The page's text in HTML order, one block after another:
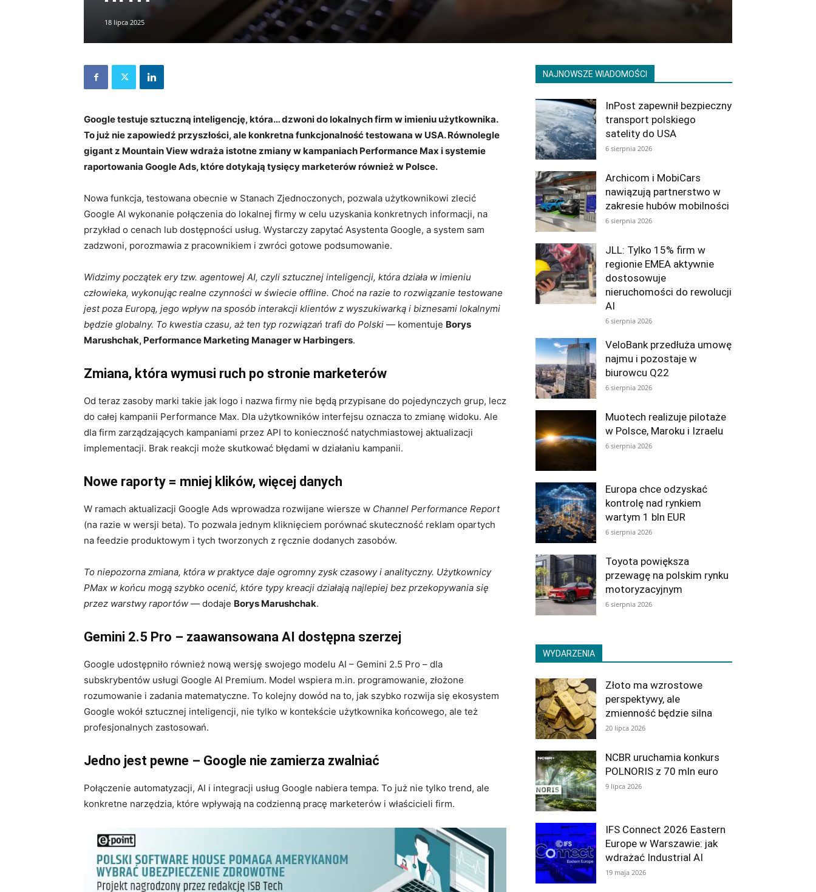
18 lipca 2025
Google testuje sztuczną inteligencję, która… dzwoni do lokalnych firm w imieniu użytkownika.
To już nie zapowiedź przyszłości, ale konkretna funkcjonalność testowana w USA. Równolegle
gigant z Mountain View wdraża istotne zmiany w kampaniach Performance Max i systemie
raportowania Google Ads, które dotykają tysięcy marketerów również w Polsce.
Nowa funkcja, testowana obecnie w Stanach Zjednoczonych, pozwala użytkownikowi zlecić
Google AI wykonanie połączenia do lokalnej firmy w celu uzyskania konkretnych informacji, na
przykład o cenach lub dostępności usług. Wystarczy zapytać Asystenta Google, a system sam
zadzwoni, porozmawia z pracownikiem i zwróci gotowe podsumowanie.
Widzimy początek ery tzw. agentowej AI, czyli sztucznej inteligencji, która działa w imieniu
człowieka, wykonując realne czynności w świecie offline. Choć na razie to rozwiązanie testowane
jest poza Europą, jego wpływ na sposób interakcji klientów z wyszukiwarką i biznesami lokalnymi
będzie globalny. To kwestia czasu, aż ten typ rozwiązań trafi do Polski — komentuje Borys
Marushchak, Performance Marketing Manager w Harbingers.
Zmiana, która wymusi ruch po stronie marketerów
Od teraz zasoby marki takie jak logo i nazwa firmy nie będą przypisane do pojedynczych grup, lecz
do całej kampanii Performance Max. Dla użytkowników interfejsu oznacza to zmianę widoku. Ale
dla firm zarządzających kampaniami przez API to konieczność natychmiastowej aktualizacji
implementacji. Brak reakcji może skutkować błędami w działaniu kampanii.
Nowe raporty = mniej klików, więcej danych
W ramach aktualizacji Google Ads wprowadza rozwijane wiersze w Channel Performance Report
(na razie w wersji beta). To pozwala jednym kliknięciem porównać skuteczność reklam opartych
na feedzie produktowym i tych tworzonych z ręcznie dodanych zasobów.
To niepozorna zmiana, która w praktyce daje ogromny zysk czasowy i analityczny. Użytkownicy
PMax w końcu mogą szybko ocenić, które typy kreacji działają najlepiej bez przekopywania się
przez warstwy raportów — dodaje Borys Marushchak.
Gemini 2.5 Pro – zaawansowana AI dostępna szerzej
Google udostępniło również nową wersję swojego modelu AI – Gemini 2.5 Pro – dla
subskrybentów usługi Google AI Premium. Model wspiera m.in. programowanie, złożone
rozumowanie i zadania matematyczne. To kolejny dowód na to, jak szybko rozwija się ekosystem
Google wokół sztucznej inteligencji, nie tylko w kontekście użytkownika końcowego, ale też
profesjonalnych zastosowań.
Jedno jest pewne – Google nie zamierza zwalniać
Połączenie automatyzacji, AI i integracji usług Google nabiera tempa. To już nie tylko trend, ale
konkretne narzędzia, które wpływają na codzienną pracę marketerów i właścicieli firm.
NAJNOWSZE WIADOMOŚCI
InPost zapewnił bezpieczny
transport polskiego
satelity do USA
6 sierpnia 2026
Archicom i MobiCars
nawiązują partnerstwo w
zakresie hubów mobilności
6 sierpnia 2026
JLL: Tylko 15% firm w
regionie EMEA aktywnie
dostosowuje
nieruchomości do rewolucji
AI
6 sierpnia 2026
VeloBank przedłuża umowę
najmu i pozostaje w
biurowcu Q22
6 sierpnia 2026
Muotech realizuje pilotaże
w Polsce, Maroku i Izraelu
6 sierpnia 2026
Europa chce odzyskać
kontrolę nad rynkiem
wartym 1 bln EUR
6 sierpnia 2026
Toyota powiększa
przewagę na polskim rynku
motoryzacyjnym
6 sierpnia 2026
WYDARZENIA
Złoto ma wzrostowe
perspektywy, ale
zmienność będzie silna
20 lipca 2026
NCBR uruchamia konkurs
POLNORIS z 70 mln euro
9 lipca 2026
IFS Connect 2026 Eastern
Europe w Warszawie: jak
wdrażać Industrial AI
19 maja 2026